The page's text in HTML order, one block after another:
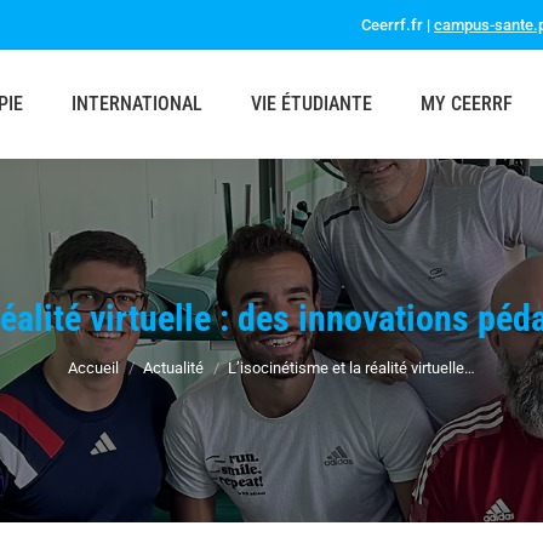
Ceerrf.fr | campus-
INTERNATIONAL VIE ÉTUDIANTE MY CEERRF
virtuelle : des innovations
Vous êtes ici :
Accueil Actualité L’isocinétisme et la réalité virtuelle…